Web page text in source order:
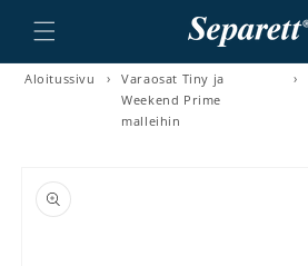
ja siirry sisältöön
Aloitussivu ›
Varaosat Tiny ja
Weekend Prime
malleihin
›
tuotetietoihin